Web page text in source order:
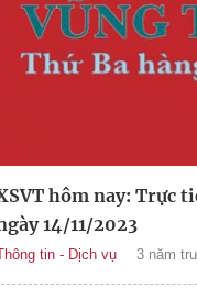
hôm nay: Trực
14/11/2023
tin - Dịch vụ 3 năm